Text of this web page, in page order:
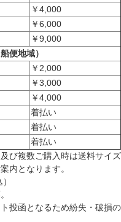
￥4,000
￥6,000
￥9,000
便地域）
￥2,000
￥3,000
￥4,000
着払い
着払い
着払い
び複数ご購入時は送料サイズ
内となります。
投函となるため紛失・破損の